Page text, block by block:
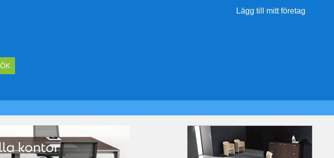
Lägg till mitt företag